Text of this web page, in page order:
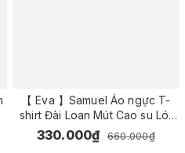
【 Eva 】Samuel Áo ngực T-
shirt Đài Loan Mút Cao su Lót
Vải Tactel siêu mềm viền ren
cao cấp nguyên ngực ( Màu
330.000₫ 660.000₫